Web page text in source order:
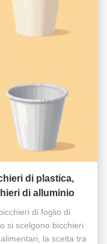
di plastica,
di alluminio
di foglio di
si scelgono bicchieri
la scelta tra